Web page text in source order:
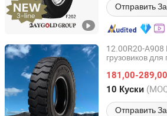
Отправить
12.00R20-
грузовиков
181,00-
10 Куски
Отправить
Joyall (Weihai) Tire Co., Ltd.
Shandong, China с 2021